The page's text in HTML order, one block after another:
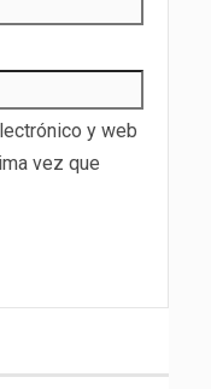
y web
vez que